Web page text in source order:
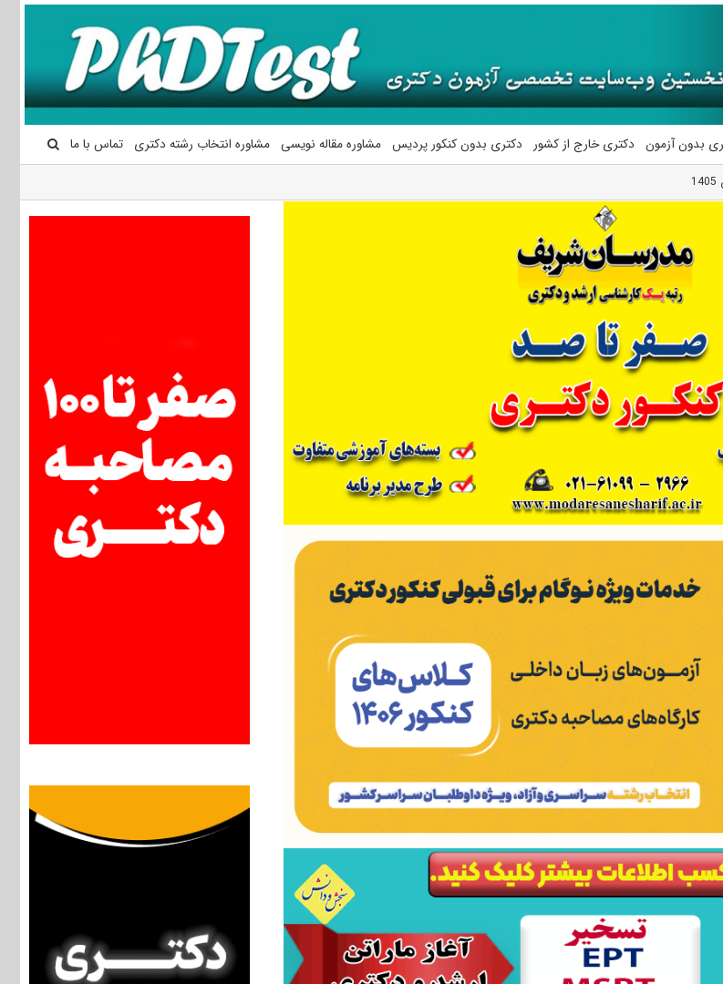
بدون آزمون دکتری خارج از کشور دکتری بدون کنکور پردیس مشاوره مقاله نویسی مشاوره انتخاب رشته دکتری تماس با ما